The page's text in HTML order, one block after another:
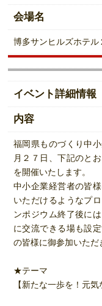
会場名
博多サンヒルズホテ
イベント詳細情報
内容
福岡県ものづくり中
月２７日、下記のと
を開催いたします。
中小企業経営者の皆
いただけるようなプ
ンポジウム終了後に
に交流できる場も設
の皆様に御参加いただ
★テーマ
【新たな一歩を！元